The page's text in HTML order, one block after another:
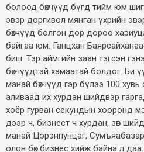
болоод бөхчүүд бүгд тийм юм
эвэр доргивол мянган үхрийн
бөхчүүд болгон дор дороо
байгаа юм. Ганцхан
биш. Тэр аймгийн заан тэгсэн
бөхчүүдтэй хамаатай болдог. Би
манай бөхчүүд гэр бүлээ 100 хувь
аливаад их хурдан шийдвэр
хоёр гурван секундын хооронд
дээр ч, бизнест ч хурдан, зөв
манай Цэрэнпунцаг,
олон бөх бизнес хийж байна л